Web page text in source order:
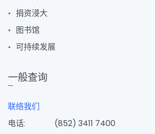
捐资浸大
图书馆
可持续发展
一般查询
联络我们
电话:
(852) 3411 7400